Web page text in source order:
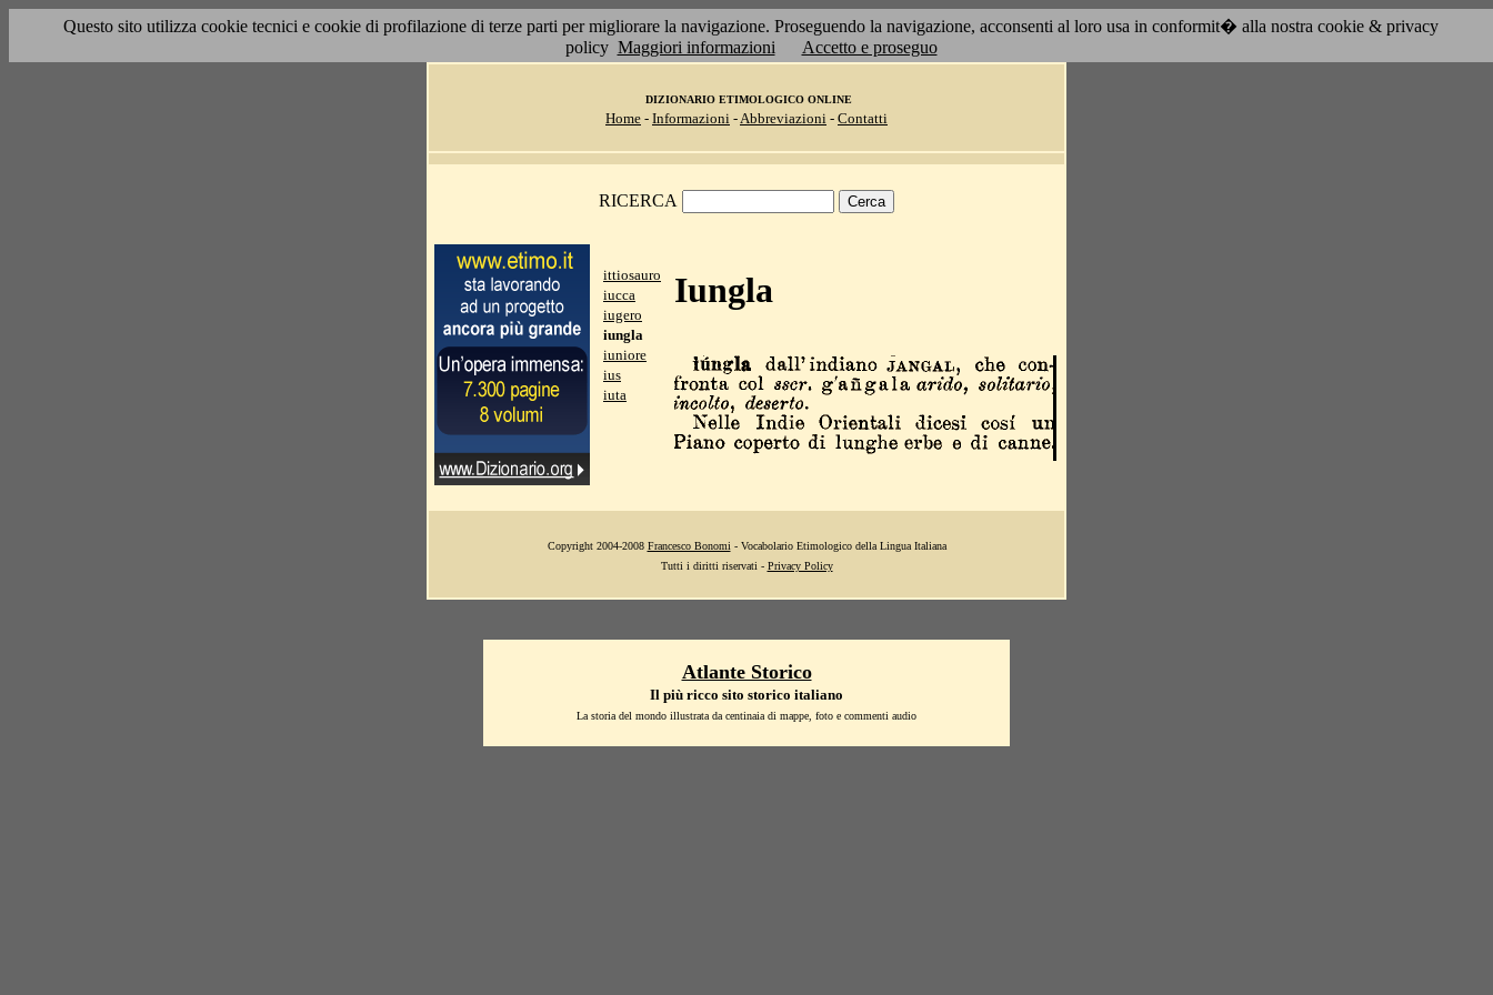
Questo sito utilizza cookie tecnici e cookie di profilazione di terze parti per migliorare la navigazione. Proseguendo la navigazione, acconsenti al loro usa in conformit� alla nostra cookie & privacy
policy Maggiori informazioni Accetto e proseguo
DIZIONARIO ETIMOLOGICO ONLINE
Home - Informazioni -Abbreviazioni - Contatti
RICERCA
ittiosauro
iucca
iugero
iungla
iuniore
ius
iuta
Iungla
Copyright 2004-2008 Francesco Bonomi - Vocabolario Etimologico della Lingua Italiana
Tutti i diritti riservati - Privacy Policy
Atlante Storico
Il più ricco sito storico italiano
La storia del mondo illustrata da centinaia di mappe, foto e commenti audio